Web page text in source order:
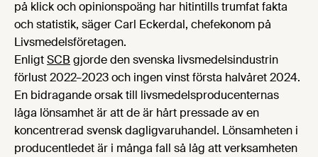
på klick och opinionspoäng har hitintills trumfat fakta
och statistik, säger Carl Eckerdal, chefekonom på
Livsmedelsföretagen.
EnligtSCB gjorde den svenska livsmedelsindustrin
förlust 2022–2023 och ingen vinst första halvåret 2024.
En bidragande orsak till livsmedelsproducenternas
låga lönsamhet är att de är hårt pressade av en
koncentrerad svensk dagligvaruhandel. Lönsamheten i
producentledet är i många fall så låg att verksamheten